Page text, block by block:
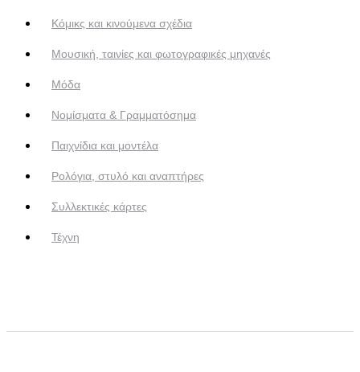
Κόμικς και κινούμενα σχέδια
Μουσική, ταινίες και φωτογραφικές μηχανές
Μόδα
Νομίσματα & Γραμματόσημα
Παιχνίδια και μοντέλα
Ρολόγια, στυλό και αναπτήρες
Συλλεκτικές κάρτες
Τέχνη